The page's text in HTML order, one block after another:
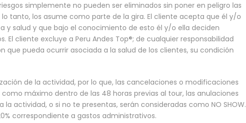
simplemente no pueden ser eliminados sin poner en peligro las
tanto, los asume como parte de la gira. El cliente acepta que él y/o
y salud y que bajo el conocimiento de esto él y/o ella deciden
El cliente excluye a Peru Andes Top®; de cualquier responsabilidad
que pueda ocurrir asociada a la salud de los clientes, su condición
de la actividad, por lo que, las cancelaciones o modificaciones
máximo dentro de las 48 horas previas al tour, las anulaciones
actividad, o si no te presentas, serán consideradas como NO SHOW.
correspondiente a gastos administrativos.